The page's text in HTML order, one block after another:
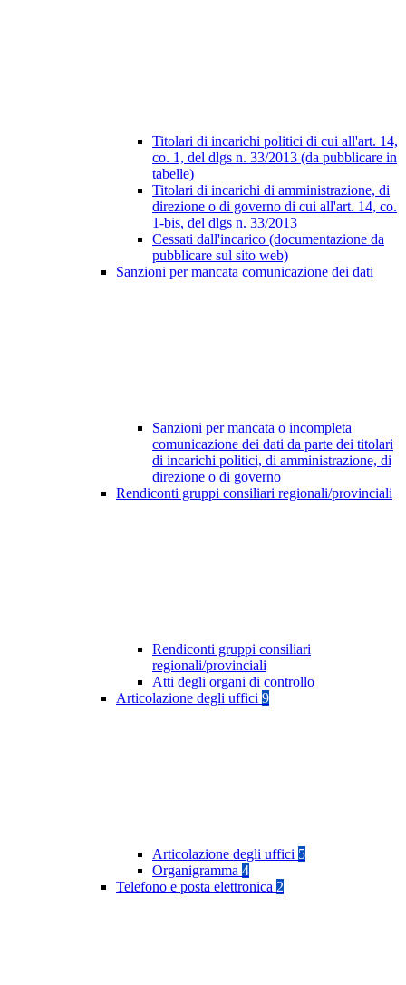
Titolari di incarichi politici di cui all'art. 14,
co. 1, del dlgs n. 33/2013 (da pubblicare in
tabelle)
Titolari di incarichi di amministrazione, di
direzione o di governo di cui all'art. 14, co.
1-bis, del dlgs n. 33/2013
Cessati dall'incarico (documentazione da
pubblicare sul sito web)
Sanzioni per mancata comunicazione dei dati
Sanzioni per mancata o incompleta
comunicazione dei dati da parte dei titolari
di incarichi politici, di amministrazione, di
direzione o di governo
Rendiconti gruppi consiliari regionali/provinciali
Rendiconti gruppi consiliari
regionali/provinciali
Atti degli organi di controllo
Articolazione degli uffici 9
Articolazione degli uffici 5
Organigramma 4
Telefono e posta elettronica 2